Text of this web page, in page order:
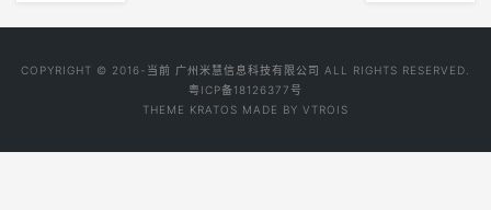
COPYRIGHT © 2016-当前 广州米慧信息科技有限公司 ALL RIGHTS RESERVED.
粤ICP备18126377号
THEME KRATOS MADE BY VTROIS